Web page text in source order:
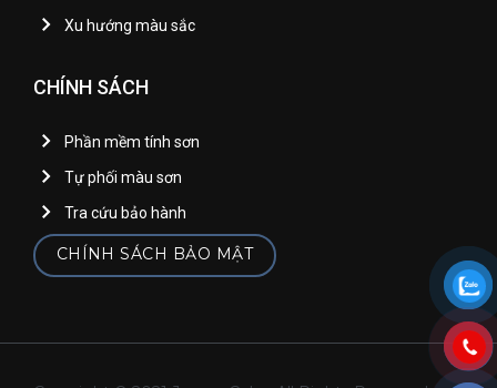
Xu hướng màu sắc
CHÍNH SÁCH
Phần mềm tính sơn
Tự phối màu sơn
Tra cứu bảo hành
CHÍNH SÁCH BẢO MẬT